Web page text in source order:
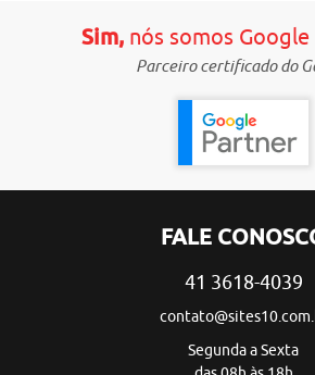
Sim,nós somos Google
Parceiro certificado do
FALE
41 3618-4039
Segunda a Sexta